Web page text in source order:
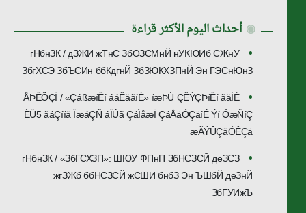
◉ أحداث اليوم الأكثر قراءة
гНбнЗК / дЗЖИ жТнС ЗбОЗСМнЙ нУКЮИб СЖнУ
ЗбгХСЭ ЗбЪСИн ббКдгнЙ ЗбЗЮКХЗПнЙ Эн ГЭСнЮнЗ
ÅÞÊÕÇÏ / «ÇáßæíÊí ááÊäãíÉ» íæÞÚ ÇÊÝÇÞíÊí ãäÍÉ
ÈÜ5 ãáÇííä ÏæáÇÑ áÏÚã ÇáÌåæÏ ÇáÅäÓÇäíÉ Ýí ÓæÑíÇ
æÃÝÛÇäÓÊÇä
гНбнЗК / «ЗбГСХЗП»: ШЮУ ФПнП ЗбНСЗСЙ деЗСЗ
жгЗЖб ббНСЗСЙ жСШИ бнбЗ Эн ЪШбЙ деЗнЙ
ЗбГУИжЪ